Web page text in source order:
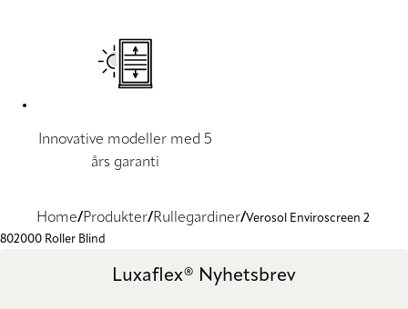
Innovative modeller med 5
års garanti
Home Produkter Rullegardiner Verosol Enviroscreen 2
802000 Roller Blind
Luxaflex® Nyhetsbrev